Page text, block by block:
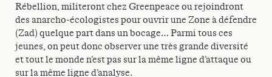
Rébellion, militeront chez Greenpeace ou rejoindront
des anarcho-écologistes pour ouvrir une Zone à défendre
(Zad) quelque part dans un bocage… Parmi tous ces
jeunes, on peut donc observer une très grande diversité
et tout le monde n’est pas sur la même ligne d’attaque ou
sur la même ligne d’analyse.